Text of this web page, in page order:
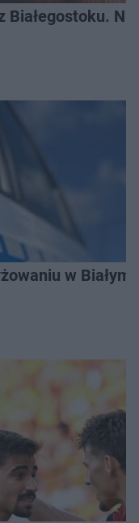
Białegostoku.
w